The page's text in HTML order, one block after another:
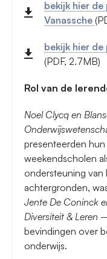
bekijk hier de
Vanassche
bekijk hier
(PDF, 2.7MB)
Rol van de
Noel Clycq en
presenteerden
weekendscholen
ondersteuning van
achtergronden,
Jente De Coninck
Diversiteit & Leren
bevindingen over
onderwijs.